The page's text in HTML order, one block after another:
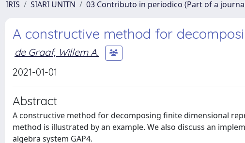
IRIS SIARI UNITN 03 Contributo in periodico (Part of a
A constructive method for
de Graaf, Willem A.
2021-01-01
Abstract
A constructive method for decomposing finite dimensional
method is illustrated by an example. We also discuss an
algebra system GAP4.